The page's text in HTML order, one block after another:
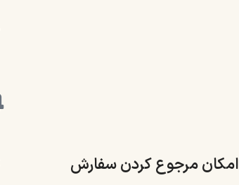
امکان مرجوع کردن سفارش